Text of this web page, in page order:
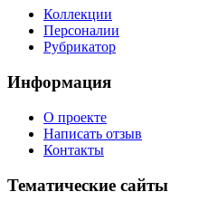
Коллекции
Персоналии
Рубрикатор
Информация
О проекте
Написать отзыв
Контакты
Тематические сайты